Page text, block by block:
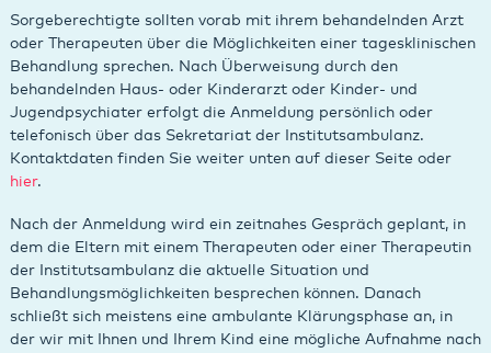
Sorgeberechtigte sollten vorab mit ihrem behandelnden Arzt
oder Therapeuten über die Möglichkeiten einer tagesklinischen
Behandlung sprechen. Nach Überweisung durch den
behandelnden Haus- oder Kinderarzt oder Kinder- und
Jugendpsychiater erfolgt die Anmeldung persönlich oder
telefonisch über das Sekretariat der Institutsambulanz.
Kontaktdaten finden Sie weiter unten auf dieser Seite oder
hier.
Nach der Anmeldung wird ein zeitnahes Gespräch geplant, in
dem die Eltern mit einem Therapeuten oder einer Therapeutin
der Institutsambulanz die aktuelle Situation und
Behandlungsmöglichkeiten besprechen können. Danach
schließt sich meistens eine ambulante Klärungsphase an, in
der wir mit Ihnen und Ihrem Kind eine mögliche Aufnahme nach